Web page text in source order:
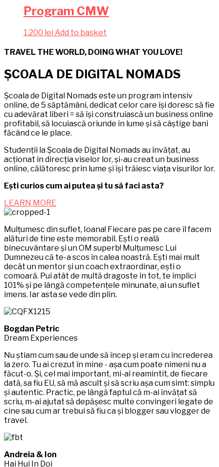
Program CMW
1.200 lei Add to basket
TRAVEL THE WORLD, DOING WHAT YOU LOVE!
ȘCOALA DE DIGITAL NOMADS
Școala de Digital Nomads este un program intensiv
online, de 5 săptămâni, dedicat celor care își doresc să fie
cu adevărat liberi = să își construiască un business online
profitabil, să locuiască oriunde în lume și să câștige bani
făcând ce le place.
Studenții la Școala de Digital Nomads au învățat, au
acționat in direcția viselor lor, și-au creat un business
online, călătoresc prin lume și își trăiesc viața visurilor lor.
Ești curios cum ai putea și tu să faci asta?
LEARN MORE
Mulțumesc din suflet, Ioana! Fiecare pas pe care îl facem
alături de tine este memorabil. Ești o reală
binecuvântare și un OM superb! Mulțumesc Lui
Dumnezeu că te-a scos în calea noastră. Ești mai mult
decât un mentor și un coach extraordinar, ești o
comoară. Pui atât de multă dragoste în tot, te implici
101% și pe lângă competențele minunate, ai un suflet
imens. Iar asta se vede din plin.
Bogdan Petric
Dream Experiences
Nu știam cum sau de unde să încep și eram cu încrederea
la zero. Tu ai crezut în mine - așa cum poate nimeni nu a
făcut-o. Și, cel mai important, mi-ai reamintit, de fiecare
dată, sa fiu EU, să mă ascult și să scriu așa cum simt: simplu
și autentic. Practic, pe lângă faptul că m-ai învățat să
scriu, m-ai ajutat să depășesc multe convingeri legate de
cine sau cum ar trebui să fiu ca și blogger sau vlogger de
travel.
Andreia & Ion
Hai Hui In Doi